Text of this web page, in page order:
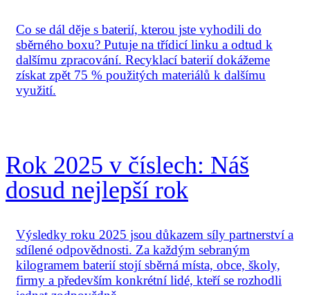
Co se dál děje s baterií, kterou jste vyhodili do
sběrného boxu? Putuje na třídicí linku a odtud k
dalšímu zpracování. Recyklací baterií dokážeme
získat zpět 75 % použitých materiálů k dalšímu
využití.
Rok 2025 v číslech: Náš
dosud nejlepší rok
Výsledky roku 2025 jsou důkazem síly partnerství a
sdílené odpovědnosti. Za každým sebraným
kilogramem baterií stojí sběrná místa, obce, školy,
firmy a především konkrétní lidé, kteří se rozhodli